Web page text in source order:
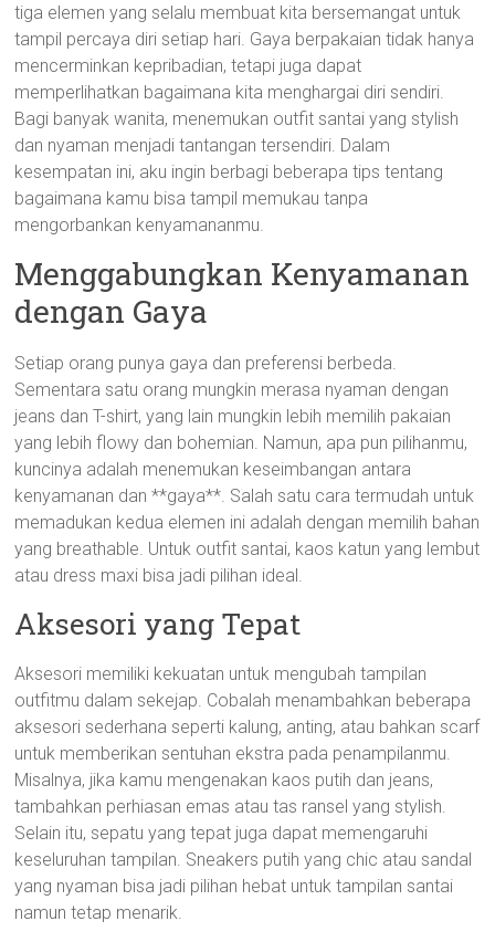
tiga elemen yang selalu membuat kita bersemangat untuk
tampil percaya diri setiap hari. Gaya berpakaian tidak hanya
mencerminkan kepribadian, tetapi juga dapat
memperlihatkan bagaimana kita menghargai diri sendiri.
Bagi banyak wanita, menemukan outfit santai yang stylish
dan nyaman menjadi tantangan tersendiri. Dalam
kesempatan ini, aku ingin berbagi beberapa tips tentang
bagaimana kamu bisa tampil memukau tanpa
mengorbankan kenyamananmu.
Menggabungkan Kenyamanan
dengan Gaya
Setiap orang punya gaya dan preferensi berbeda.
Sementara satu orang mungkin merasa nyaman dengan
jeans dan T-shirt, yang lain mungkin lebih memilih pakaian
yang lebih flowy dan bohemian. Namun, apa pun pilihanmu,
kuncinya adalah menemukan keseimbangan antara
kenyamanan dan **gaya**. Salah satu cara termudah untuk
memadukan kedua elemen ini adalah dengan memilih bahan
yang breathable. Untuk outfit santai, kaos katun yang lembut
atau dress maxi bisa jadi pilihan ideal.
Aksesori yang Tepat
Aksesori memiliki kekuatan untuk mengubah tampilan
outfitmu dalam sekejap. Cobalah menambahkan beberapa
aksesori sederhana seperti kalung, anting, atau bahkan scarf
untuk memberikan sentuhan ekstra pada penampilanmu.
Misalnya, jika kamu mengenakan kaos putih dan jeans,
tambahkan perhiasan emas atau tas ransel yang stylish.
Selain itu, sepatu yang tepat juga dapat memengaruhi
keseluruhan tampilan. Sneakers putih yang chic atau sandal
yang nyaman bisa jadi pilihan hebat untuk tampilan santai
namun tetap menarik.